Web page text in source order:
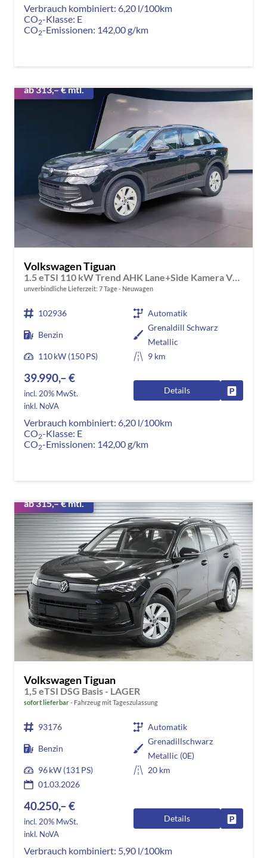
Verbrauch kombiniert: 6,20 l/100km
CO2-Klasse: E
CO2-Emissionen: 142,00 g/km
ab 313,– € mtl.
Volkswagen Tiguan
unverbindliche Lieferzeit: 7 Tage Neuwagen
102936 Automatik
Benzin
Grenaldill Schwarz
Metallic
110 kW (150 PS)
9 km
39.990,– €
incl. 20% MwSt.
inkl. NoVA
Details
Verbrauch kombiniert: 6,20 l/100km
CO2-Klasse: E
CO2-Emissionen: 142,00 g/km
ab 315,– € mtl.
Volkswagen Tiguan
1,5 eTSI DSG Basis - LAGER
sofort lieferbar Fahrzeug mit Tageszulassung
93176 Automatik
Benzin
Grenadillschwarz
Metallic (0E)
96 kW (131 PS)
20 km
01.03.2026
40.250,– €
incl. 20% MwSt.
inkl. NoVA
Details
Verbrauch kombiniert: 5,90 l/100km